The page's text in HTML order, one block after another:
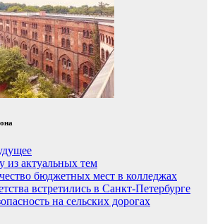
из актуальных тем
бюджетных мест в колледжах
встретились в Санкт-Петербурге
на сельских дорогах